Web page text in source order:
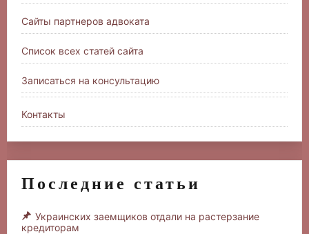
Сайты партнеров адвоката
Список всех статей сайта
Записаться на консультацию
Контакты
Последние статьи
Украинских заемщиков отдали на растерзание
кредиторам